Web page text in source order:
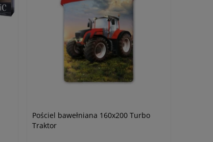
Pościel bawełniana 160x200 Turbo
Traktor